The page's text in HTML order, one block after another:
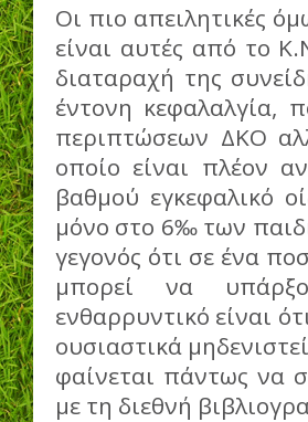
Oι πιο απειλητικές
είναι αυτές από το
διαταραχή της
έντονη κεφαλαλγία,
περιπτώσεων ΔΚΟ
οποίο είναι πλέον
βαθμού εγκεφαλικό
μόνο στο 6‰ των
γεγονός ότι σε ένα
μπορεί να
ενθαρρυντικό είναι
ουσιαστικά
φαίνεται πάντως να
με τη διεθνή